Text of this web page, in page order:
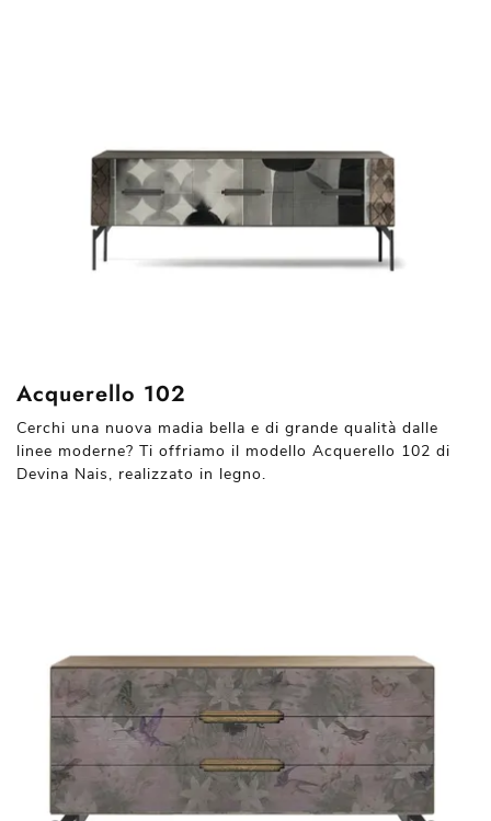
Acquerello 102
Cerchi una nuova madia bella e di grande qualità dalle
linee moderne? Ti offriamo il modello Acquerello 102 di
Devina Nais, realizzato in legno.